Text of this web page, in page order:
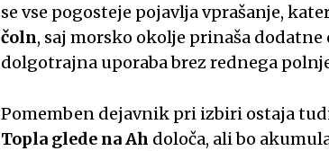
se vse pogosteje pojavlja vprašanje,
čoln, saj morsko okolje prinaša
dolgotrajna uporaba brez rednega
Pomemben dejavnik pri izbiri ostaja
Topla glede na Ah določa, ali bo